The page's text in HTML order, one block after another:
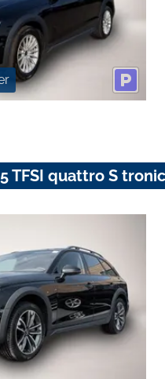
TFSI quattro S